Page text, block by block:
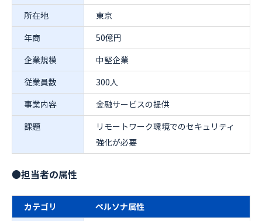
所在地
東京
年商
50億円
企業規模
中堅企業
従業員数
300人
事業内容
金融サービスの提供
課題
リモートワーク環境でのセキュリティ
強化が必要
●担当者の属性
カテゴリ
ペルソナ属性